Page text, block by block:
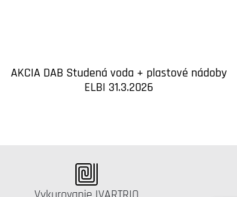
AKCIA DAB Studená voda + plastové nádoby
ELBI 31.3.2026
Katalógus: